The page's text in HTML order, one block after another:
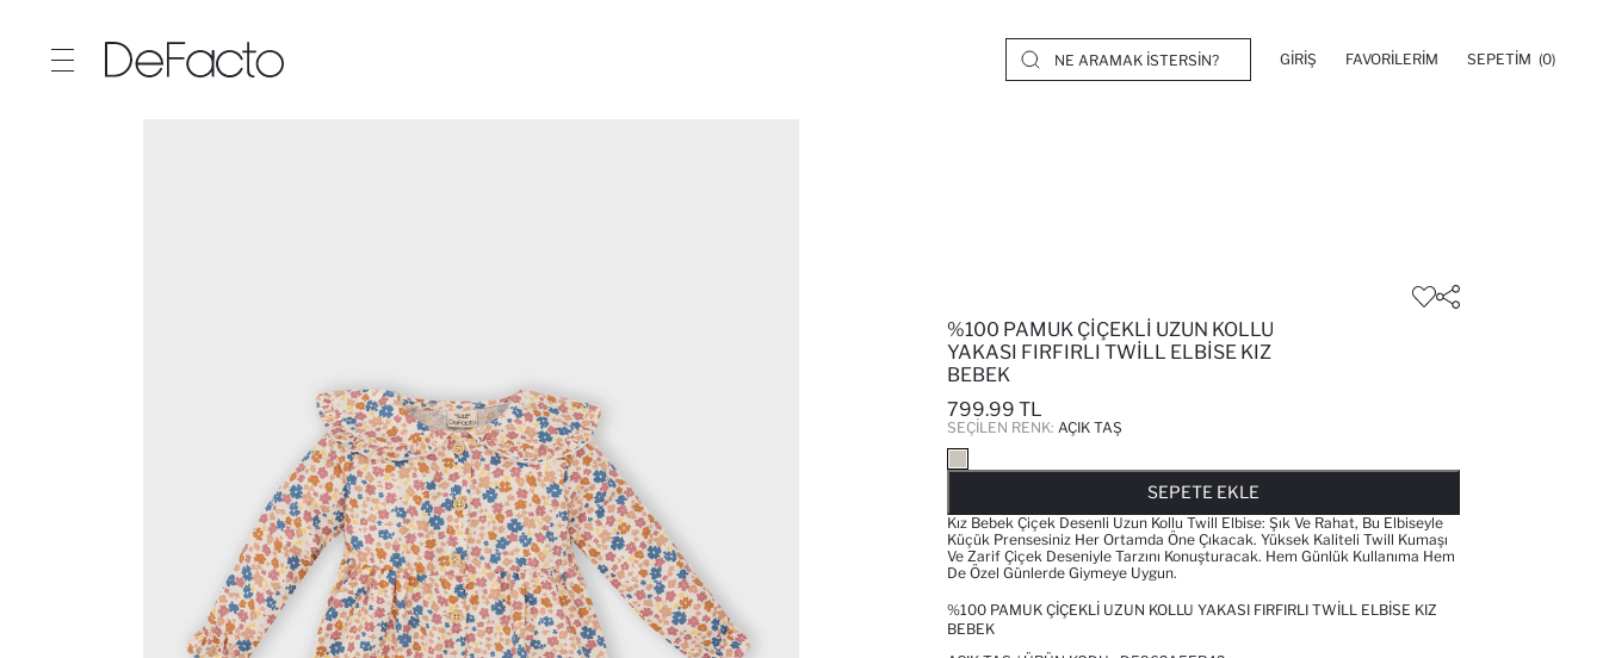
GIRIŞ FAVORILERIM SEPETIM (0)
%100 PAMUK ÇIÇEKLI UZUN KOLLU
YAKASI FIRFIRLI TWILL ELBISE KIZ
BEBEK
799.99 TL
SEÇILEN RENK: AÇIK TAŞ
SEPETE EKLE
Kız Bebek Çiçek Desenli Uzun Kollu Twill Elbise: Şık Ve Rahat, Bu Elbiseyle
Küçük Prensesiniz Her Ortamda Öne Çıkacak. Yüksek Kaliteli Twill Kumaşı
Ve Zarif Çiçek Deseniyle Tarzını Konuşturacak. Hem Günlük Kullanıma Hem
De Özel Günlerde Giymeye Uygun.
%100 PAMUK ÇIÇEKLI UZUN KOLLU YAKASI FIRFIRLI TWILL ELBISE KIZ
BEBEK